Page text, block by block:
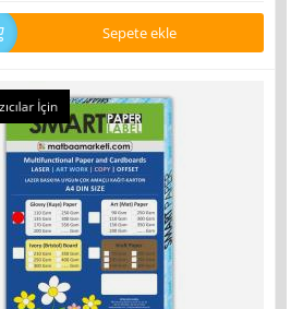
Sepete ekle
İçin